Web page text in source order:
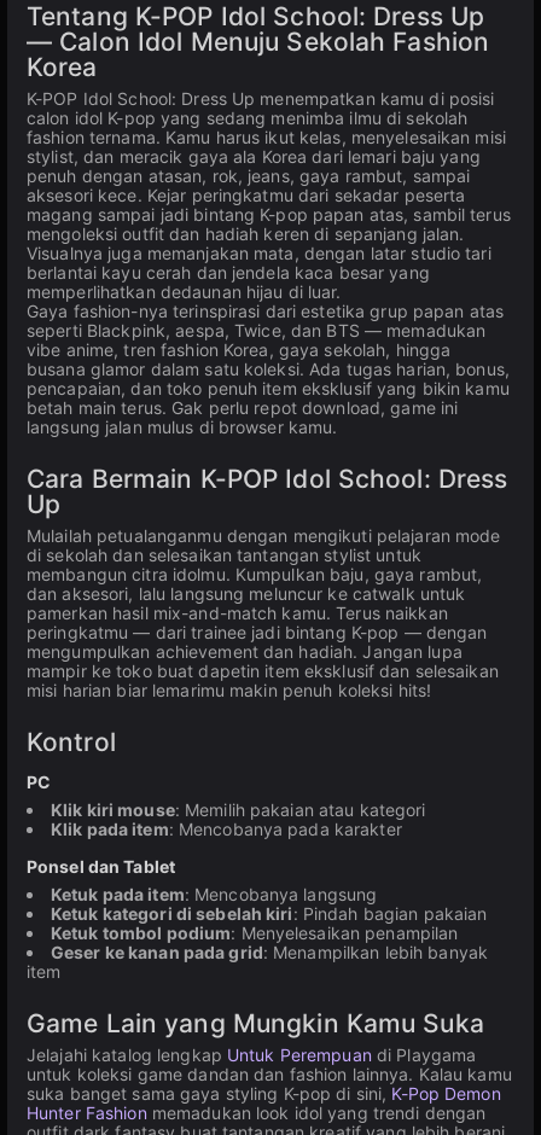
Tentang K-POP Idol School: Dress Up
— Calon Idol Menuju Sekolah Fashion
Korea
K-POP Idol School: Dress Up menempatkan kamu di posisi
calon idol K-pop yang sedang menimba ilmu di sekolah
fashion ternama. Kamu harus ikut kelas, menyelesaikan misi
stylist, dan meracik gaya ala Korea dari lemari baju yang
penuh dengan atasan, rok, jeans, gaya rambut, sampai
aksesori kece. Kejar peringkatmu dari sekadar peserta
magang sampai jadi bintang K-pop papan atas, sambil terus
mengoleksi outfit dan hadiah keren di sepanjang jalan.
Visualnya juga memanjakan mata, dengan latar studio tari
berlantai kayu cerah dan jendela kaca besar yang
memperlihatkan dedaunan hijau di luar.
Gaya fashion-nya terinspirasi dari estetika grup papan atas
seperti Blackpink, aespa, Twice, dan BTS — memadukan
vibe anime, tren fashion Korea, gaya sekolah, hingga
busana glamor dalam satu koleksi. Ada tugas harian, bonus,
pencapaian, dan toko penuh item eksklusif yang bikin kamu
betah main terus. Gak perlu repot download, game ini
langsung jalan mulus di browser kamu.
Cara Bermain K-POP Idol School: Dress
Up
Mulailah petualanganmu dengan mengikuti pelajaran mode
di sekolah dan selesaikan tantangan stylist untuk
membangun citra idolmu. Kumpulkan baju, gaya rambut,
dan aksesori, lalu langsung meluncur ke catwalk untuk
pamerkan hasil mix-and-match kamu. Terus naikkan
peringkatmu — dari trainee jadi bintang K-pop — dengan
mengumpulkan achievement dan hadiah. Jangan lupa
mampir ke toko buat dapetin item eksklusif dan selesaikan
misi harian biar lemarimu makin penuh koleksi hits!
Kontrol
PC
Klik kiri mouse: Memilih pakaian atau kategori
Klik pada item: Mencobanya pada karakter
Ponsel dan Tablet
Ketuk pada item: Mencobanya langsung
Ketuk kategori di sebelah kiri: Pindah bagian pakaian
Ketuk tombol podium: Menyelesaikan penampilan
Geser ke kanan pada grid: Menampilkan lebih banyak
item
Game Lain yang Mungkin Kamu Suka
Jelajahi katalog lengkap Untuk Perempuan di Playgama
untuk koleksi game dandan dan fashion lainnya. Kalau kamu
suka banget sama gaya styling K-pop di sini, K-Pop Demon
Hunter Fashion memadukan look idol yang trendi dengan